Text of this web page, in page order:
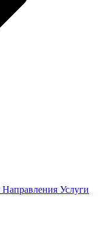
Направления Услуги